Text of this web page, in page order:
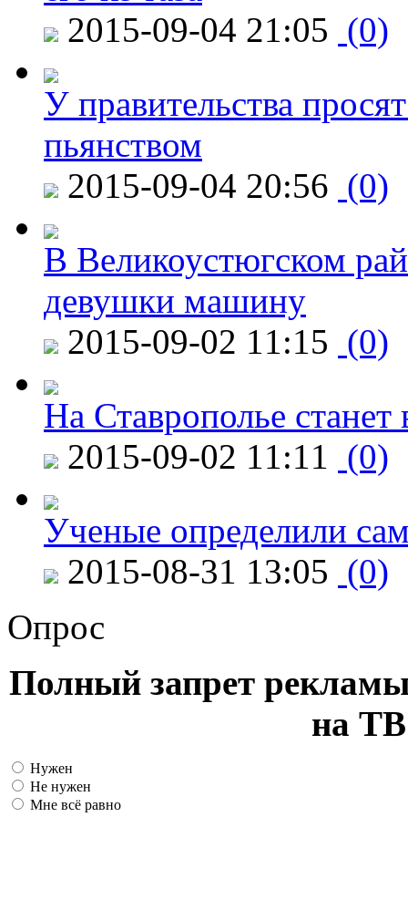
2015-09-04 21:05 (0)
У правительства
пьянством
2015-09-04 20:56 (0)
В Великоустюгском
девушки машину
2015-09-02 11:15 (0)
На Ставрополье
2015-09-02 11:11 (0)
Ученые определили
2015-08-31 13:05 (0)
Опрос
Полный запрет
на ТВ
Нужен
Не нужен
Мне всё равно